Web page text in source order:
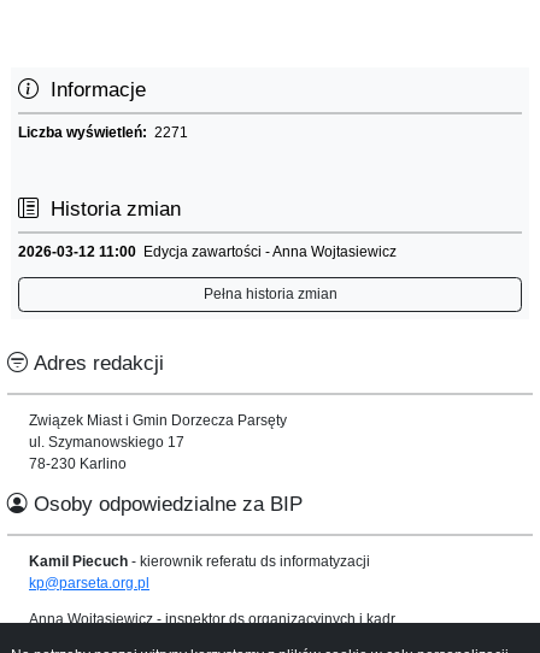
Informacje
Liczba wyświetleń: 2271
Historia zmian
2026-03-12 11:00 Edycja zawartości - Anna Wojtasiewicz
Pełna historia zmian
Adres redakcji
Związek Miast i Gmin Dorzecza Parsęty
ul. Szymanowskiego 17
78-230 Karlino
Osoby odpowiedzialne za BIP
Kamil Piecuch - kierownik referatu ds informatyzacji
kp@parseta.org.pl
Anna Wojtasiewicz - inspektor ds organizacyjnych i kadr